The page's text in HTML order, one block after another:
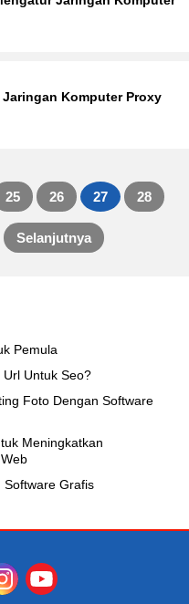
Komputer Proxy
25 26 27 28
Selanjutnya
Pemula
Untuk Seo?
Foto Dengan Software
Meningkatkan
Software Grafis